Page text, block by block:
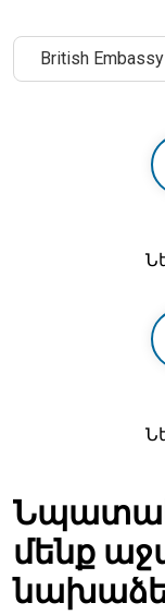
British
մենք